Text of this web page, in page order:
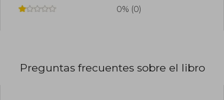
0% (0)
Preguntas frecuentes sobre el libro